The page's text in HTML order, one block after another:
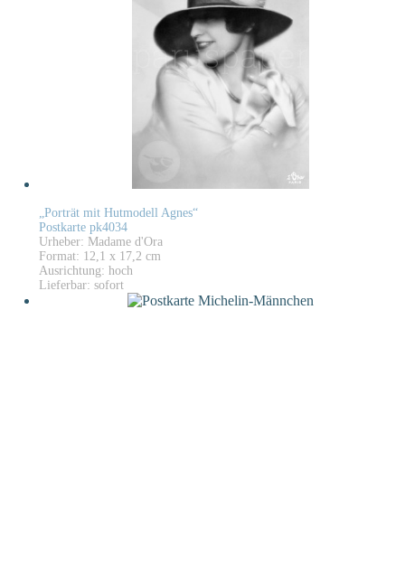
„Porträt mit Hutmodell Agnes“
Postkarte pk4034
Urheber: Madame d'Ora
Format: 12,1 x 17,2 cm
Ausrichtung: hoch
Lieferbar: sofort